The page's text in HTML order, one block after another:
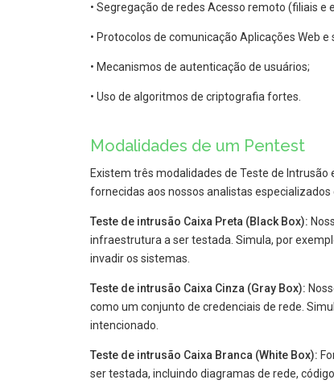
• Segregação de redes Acesso remoto (filiais e
• Protocolos de comunicação Aplicações Web e
• Mecanismos de autenticação de usuários;
• Uso de algoritmos de criptografia fortes.
Modalidades de um Pentest
Existem três modalidades de Teste de
fornecidas aos nossos analistas
Teste de intrusão Caixa Preta (Black Box):
infraestrutura a ser testada. Simula, por
invadir os sistemas.
Teste de intrusão Caixa Cinza (Gray Box):
como um conjunto de credenciais de rede.
intencionado.
Teste de intrusão Caixa Branca (White Box):
ser testada, incluindo diagramas de rede,